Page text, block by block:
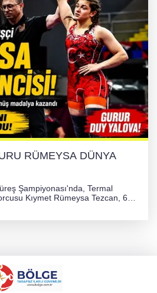
RÜMEYSA DÜNYA
Şampiyonası'nda, Termal
Kıymet Rümeysa Tezcan, 69